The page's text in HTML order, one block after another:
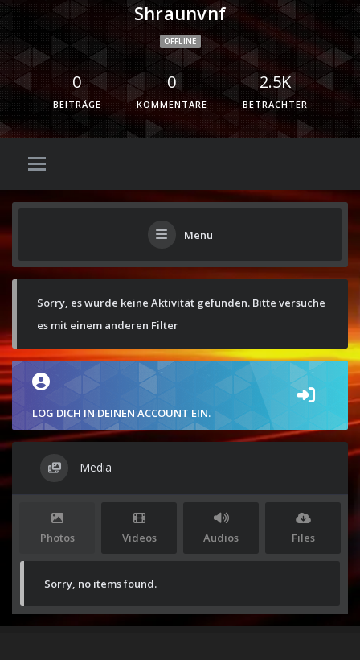
Shraunvnf
OFFLINE
0
BEITRÄGE
0
KOMMENTARE
2.5K
BETRACHTER
Menu
Sorry, es wurde keine Aktivität gefunden. Bitte versuche
es mit einem anderen Filter
LOG DICH IN DEINEN ACCOUNT EIN.
Media
Photos Videos Audios Files
Sorry, no items found.